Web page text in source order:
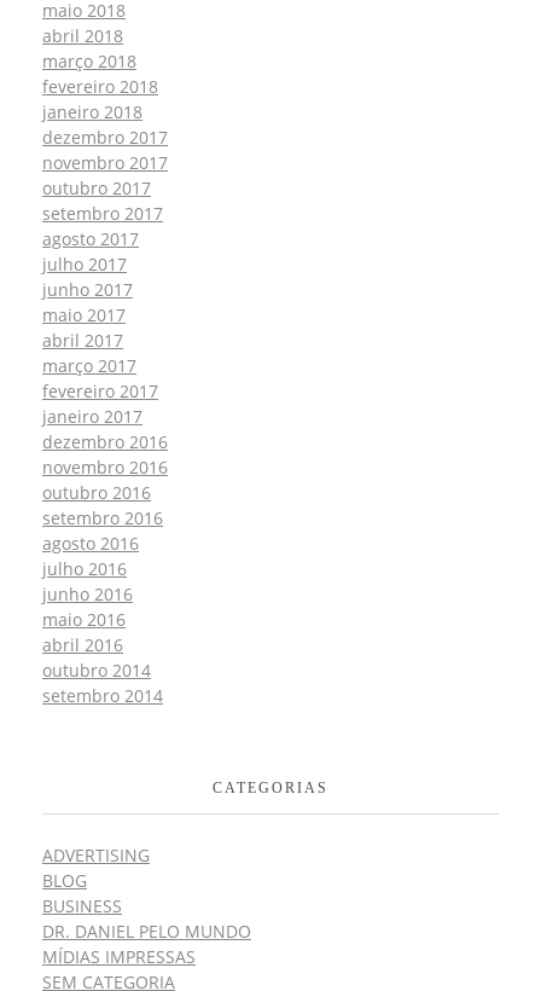
maio 2018
abril 2018
março 2018
fevereiro 2018
janeiro 2018
dezembro 2017
novembro 2017
outubro 2017
setembro 2017
agosto 2017
julho 2017
junho 2017
maio 2017
abril 2017
março 2017
fevereiro 2017
janeiro 2017
dezembro 2016
novembro 2016
outubro 2016
setembro 2016
agosto 2016
julho 2016
junho 2016
maio 2016
abril 2016
outubro 2014
setembro 2014
CATEGORIAS
ADVERTISING
BLOG
BUSINESS
DR. DANIEL PELO MUNDO
MÍDIAS IMPRESSAS
SEM CATEGORIA